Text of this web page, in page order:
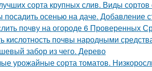
сорта крупных слив. Виды
посадить осенью на даче. Добавление
почву на огороде 6 Проверенных
кислотность почвы народными
забор из чего. Дерево
урожайные сорта томатов.